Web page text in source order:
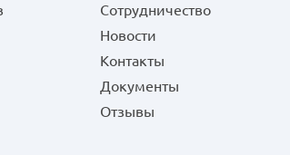
Сотрудничество
Новости
Контакты
Документы
Отзывы